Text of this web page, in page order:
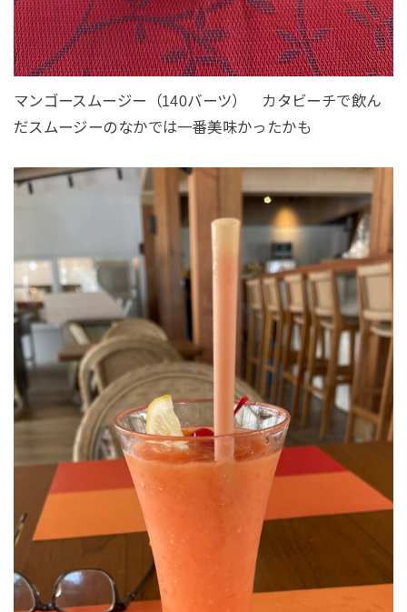
マンゴースムージー（140バーツ） カタビーチで飲ん
だスムージーのなかでは一番美味かったかも